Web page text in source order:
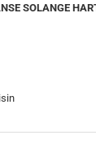
SOLANGE